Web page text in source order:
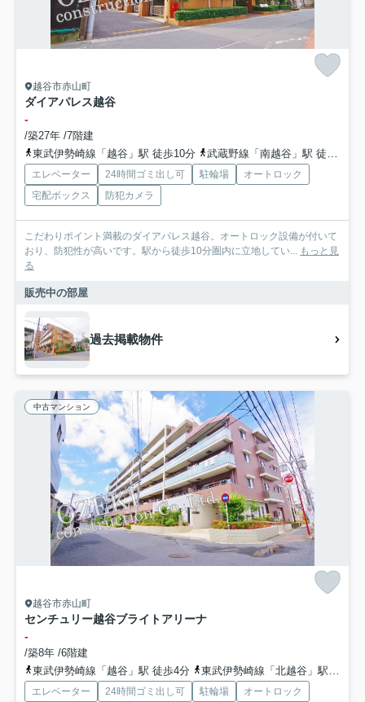
越谷市赤山町
ダイアパレス越谷
-
/築27年 /7階建
東武伊勢崎線「越谷」駅 徒歩10分
武蔵野線「南越谷」駅 徒歩20分
エレベーター 24時間ゴミ出し可 駐輪場
オートロック
宅配ボックス
防犯カメラ
こだわりポイント満載のダイアパレス越谷。オートロック設備が付いて
おり、防犯性が高いです。駅から徒歩10分圏内に立地してい...
もっと見
る
販売中の部屋
過去掲載物件
中古マンション
越谷市赤山町
センチュリー越谷ブライトアリーナ
-
/築8年 /6階建
東武伊勢崎線「越谷」駅 徒歩4分
東武伊勢崎線「北越谷」駅 徒歩21分
エレベーター 24時間ゴミ出し可 駐輪場 オートロック